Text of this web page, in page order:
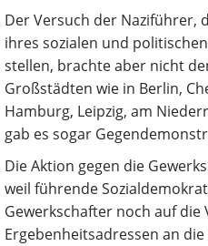
Der Versuch der Naziführer,
ihres sozialen und
stellen, brachte aber nicht
Großstädten wie in Berlin,
Hamburg, Leipzig, am
gab es sogar
Die Aktion gegen die
weil führende
Gewerkschafter noch auf
Ergebenheitsadressen an